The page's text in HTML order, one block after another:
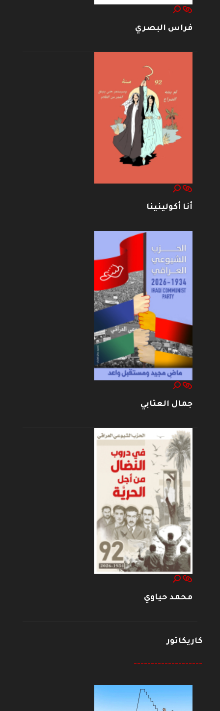
فراس البصري
أنا أكولينينا
جمال العتابي
محمد حياوي
كاريكاتور
--------------------